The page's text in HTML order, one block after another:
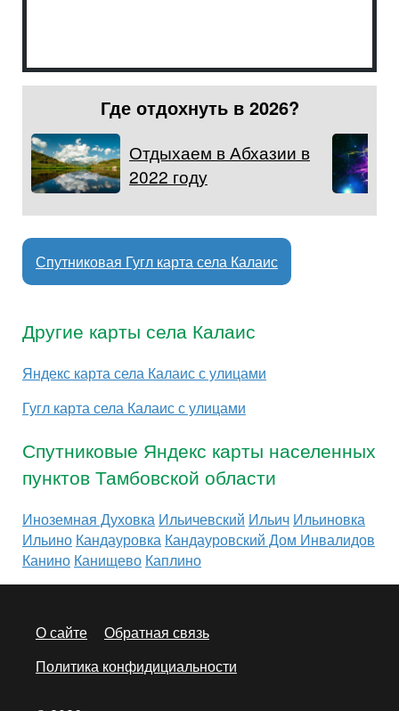
Где отдохнуть в 2026?
Отдыхаем в Абхазии в
2022 году
Спутниковая Гугл карта села Калаис
Другие карты села Калаис
Яндекс карта села Калаис с улицами
Гугл карта села Калаис с улицами
Спутниковые Яндекс карты населенных
пунктов Тамбовской области
Иноземная Духовка Ильичевский Ильич Ильиновка
Ильино Кандауровка Кандауровский Дом Инвалидов
Канино Канищево Каплино
О сайте
Обратная связь
Политика конфидициальности